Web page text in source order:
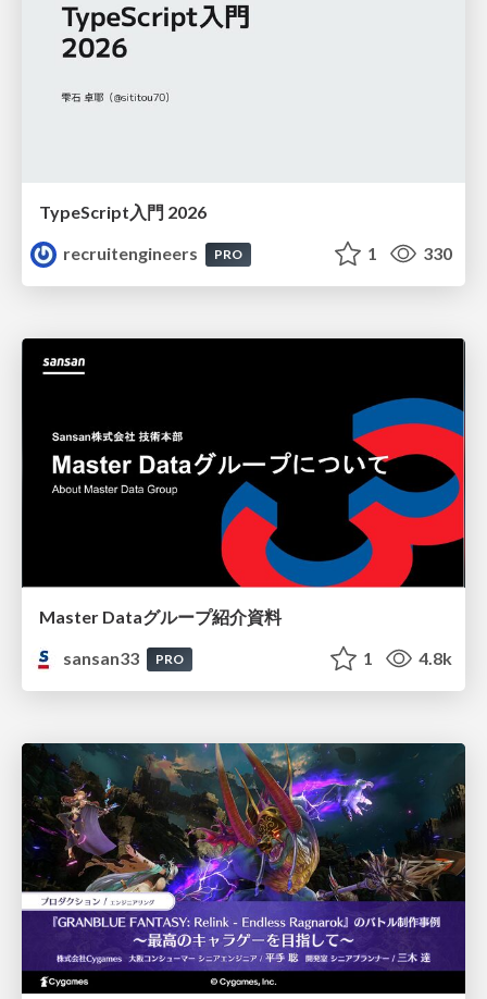
TypeScript入門 2026
recruitengineers
PRO 1 330
Master Dataグループ紹介資料
sansan33
PRO 1 4.8k